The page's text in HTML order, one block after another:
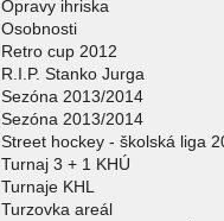
Opravy ihriska
Osobnosti
Retro cup 2012
R.I.P. Stanko Jurga
Sezóna 2013/2014
Sezóna 2013/2014
Street hockey - školská liga
Turnaj 3 + 1 KHÚ
Turnaje KHL
Turzovka areál